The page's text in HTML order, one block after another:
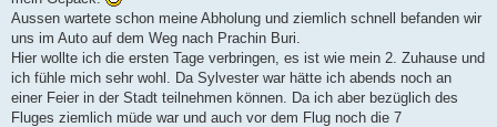
Aussen wartete schon meine Abholung und ziemlich schnell befanden wir
uns im Auto auf dem Weg nach Prachin Buri.
Hier wollte ich die ersten Tage verbringen, es ist wie mein 2. Zuhause und
ich fühle mich sehr wohl. Da Sylvester war hätte ich abends noch an
einer Feier in der Stadt teilnehmen können. Da ich aber bezüglich des
Fluges ziemlich müde war und auch vor dem Flug noch die 7